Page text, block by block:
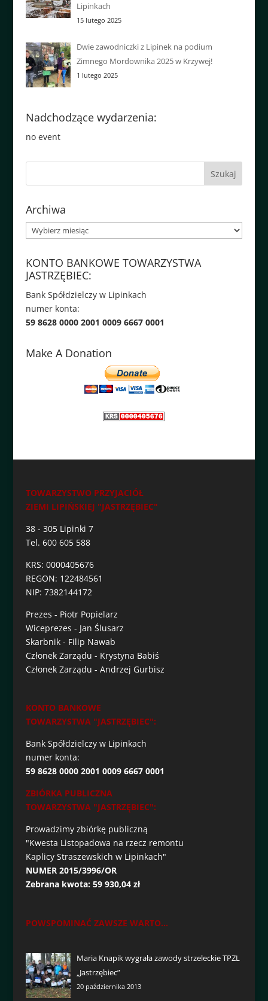
Lipinkach
15 lutego 2025
Dwie zawodniczki z Lipinek na podium
Zimnego Mordownika 2025 w Krzywej!
1 lutego 2025
Nadchodzące wydarzenia:
no event
Archiwa
Archiwa
KONTO BANKOWE TOWARZYSTWA
JASTRZĘBIEC:
Bank Spółdzielczy w Lipinkach
numer konta:
59 8628 0000 2001 0009 6667 0001
Make A Donation
TOWARZYSTWO PRZYJACIÓŁ
ZIEMI LIPIŃSKIEJ "JASTRZĘBIEC"
38 - 305 Lipinki 7
Tel. 600 605 588
KRS: 0000405676
REGON: 122484561
NIP: 7382144172
Prezes - Piotr Popielarz
Wiceprezes - Jan Ślusarz
Skarbnik - Filip Nawab
Członek Zarządu - Krystyna Babiś
Członek Zarządu - Andrzej Gurbisz
KONTO BANKOWE
TOWARZYSTWA "JASTRZĘBIEC":
Bank Spółdzielczy w Lipinkach
numer konta:
59 8628 0000 2001 0009 6667 0001
ZBIÓRKA PUBLICZNA
TOWARZYSTWA "JASTRZĘBIEC":
Prowadzimy zbiórkę publiczną
"Kwesta Listopadowa na rzecz remontu
Kaplicy Straszewskich w Lipinkach"
NUMER 2015/3996/OR
Zebrana kwota: 59 930,04 zł
POWSPOMINAĆ ZAWSZE WARTO...
Maria Knapik wygrała zawody strzeleckie TPZL
„Jastrzębiec”
20 października 2013